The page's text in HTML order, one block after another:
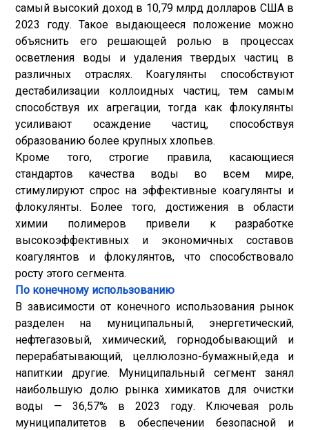
самый высокий доход в 10,79 млрд долларов США в
2023 году. Такое выдающееся положение можно
объяснить его решающей ролью в процессах
осветления воды и удаления твердых частиц в
различных отраслях. Коагулянты способствуют
дестабилизации коллоидных частиц, тем самым
способствуя их агрегации, тогда как флокулянты
усиливают осаждение частиц, способствуя
образованию более крупных хлопьев.
Кроме того, строгие правила, касающиеся
стандартов качества воды во всем мире,
стимулируют спрос на эффективные коагулянты и
флокулянты. Более того, достижения в области
химии полимеров привели к разработке
высокоэффективных и экономичных составов
коагулянтов и флокулянтов, что способствовало
росту этого сегмента.
По конечному использованию
В зависимости от конечного использования рынок
разделен на муниципальный, энергетический,
нефтегазовый, химический, горнодобывающий и
перерабатывающий, целлюлозно-бумажный,еда и
напиткии другие. Муниципальный сегмент занял
наибольшую долю рынка химикатов для очистки
воды — 36,57% в 2023 году. Ключевая роль
муниципалитетов в обеспечении безопасной и